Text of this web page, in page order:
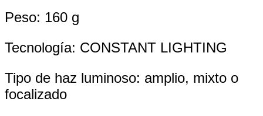
Peso: 160 g
Tecnología: CONSTANT LIGHTING
Tipo de haz luminoso: amplio, mixto o
focalizado